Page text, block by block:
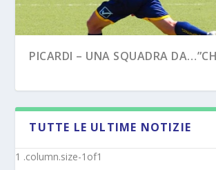
PICARDI – UNA SQUADRA
TUTTE LE ULTIME NOTIZIE